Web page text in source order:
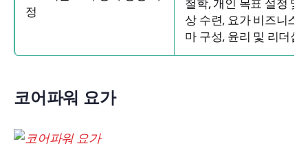
정
철학, 개인 목표 설정 및
상 수련, 요가 비즈니스,
마 구성, 윤리 및 리더십
코어파워 요가